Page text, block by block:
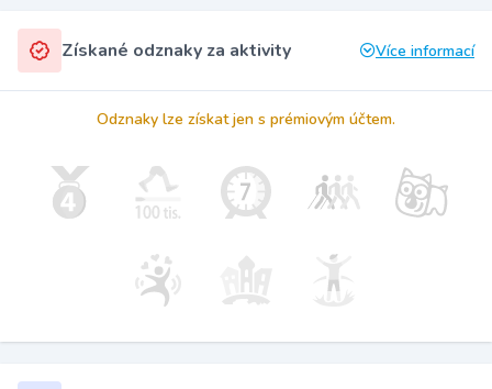
Získané odznaky za aktivity Více informací
Odznaky lze získat jen s prémiovým účtem.